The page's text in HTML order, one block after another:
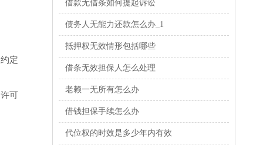
定
可
借款无借条如何提起诉讼
债务人无能力还款怎么办_1
抵押权无效情形包括哪些
借条无效担保人怎么处理
老赖一无所有怎么办
借钱担保手续怎么办
代位权的时效是多少年内有效